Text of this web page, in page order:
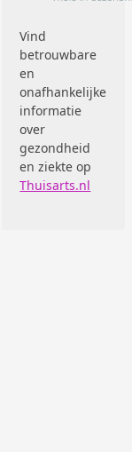
Vind
betrouwbare
en
onafhankelijke
informatie
over
gezondheid
en ziekte op
Thuisarts.nl